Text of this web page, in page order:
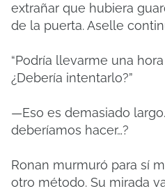
extrañar que hubiera
de la puerta. Aselle
“Podría llevarme una
¿Debería intentarlo?”
—Eso es demasiado
deberíamos hacer…?
Ronan murmuró para sí
otro método. Su mirada